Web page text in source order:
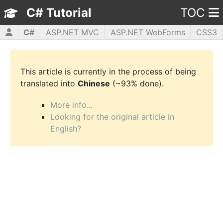
C# Tutorial TOC
C# ASP.NET MVC ASP.NET WebForms
CSS3
HTML5
JavaScript jQuery PHP5 WPF
This article is currently in the process of being
translated into Chinese (~93% done).
More info...
Looking for the original article in
English?